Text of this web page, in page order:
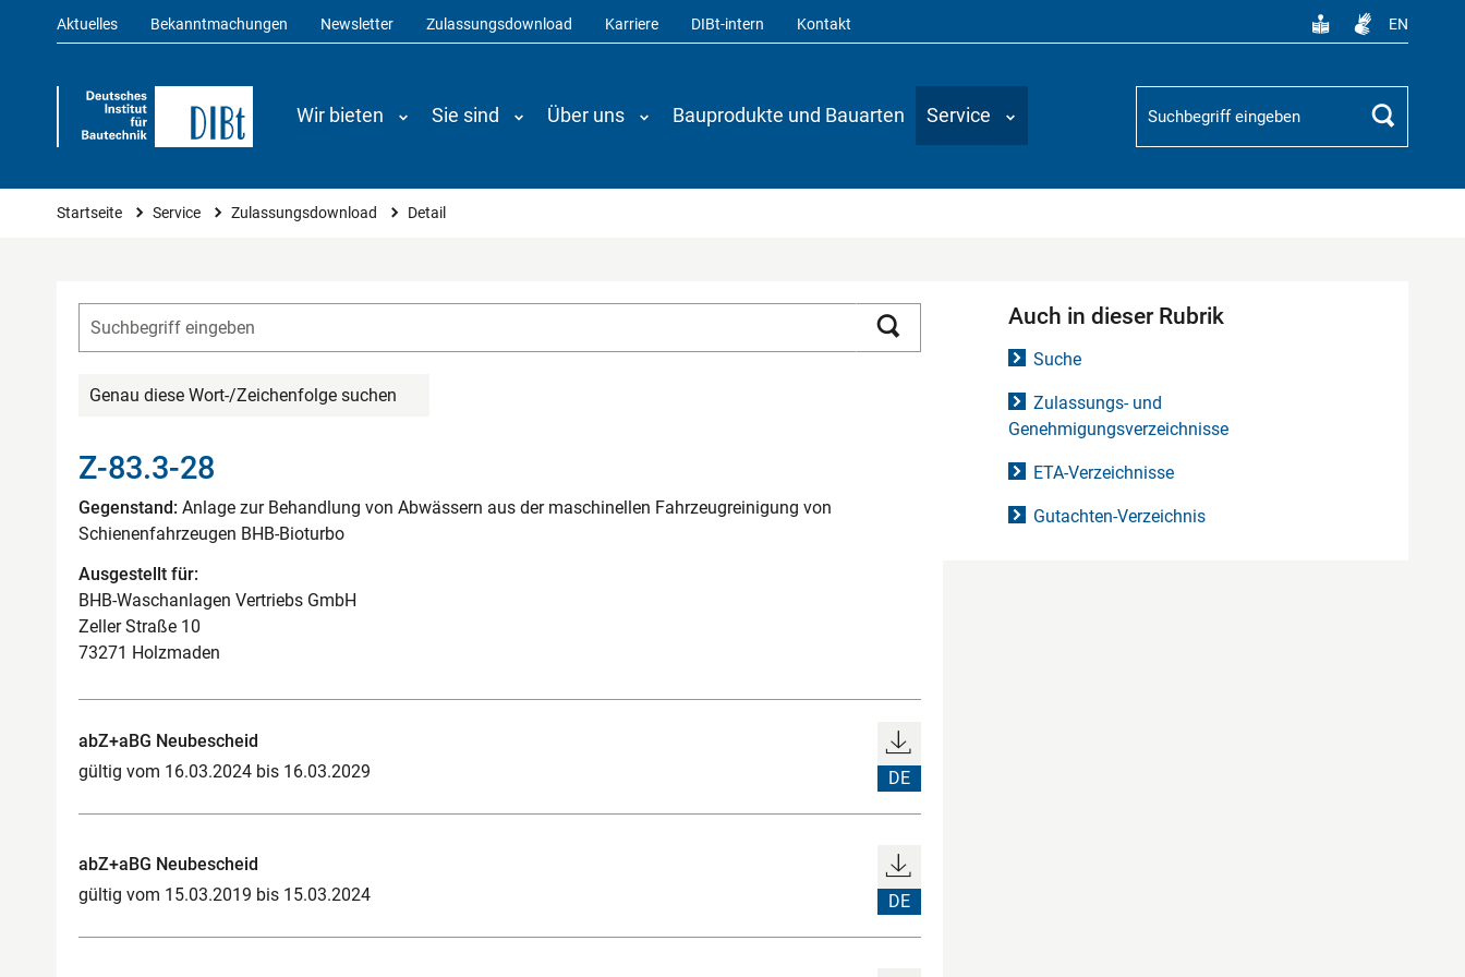
Aktuelles Bekanntmachungen Newsletter Zulassungsdownload Karriere DIBt-intern Kontakt EN
Wir bieten Sie sind Über uns Bauprodukte und Bauarten Service
Suchbegriff
Suchen
Sie sind hier
Startseite Service Zulassungsdownload Detail
Genau diese Wort-/Zeichenfolge suchen
Z-83.3-28
Gegenstand: Anlage zur Behandlung von Abwässern aus der maschinellen Fahrzeugreinigung von
Schienenfahrzeugen BHB-Bioturbo
Ausgestellt für:
BHB-Waschanlagen Vertriebs GmbH
Zeller Straße 10
73271 Holzmaden
abZ+aBG Neubescheid
gültig vom 16.03.2024 bis 16.03.2029
DE
abZ+aBG Neubescheid
gültig vom 15.03.2019 bis 15.03.2024
DE
Auch in dieser Rubrik
Suche
Zulassungs- und
Genehmigungsverzeichnisse
ETA-Verzeichnisse
Gutachten-Verzeichnis